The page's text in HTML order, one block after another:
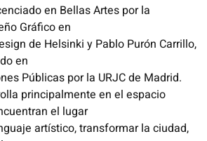
en Bellas Artes por la
Gráfico en
de Helsinki y Pablo Purón Carrillo,
en
Públicas por la URJC de Madrid.
principalmente en el espacio
el lugar
artístico, transformar la ciudad,